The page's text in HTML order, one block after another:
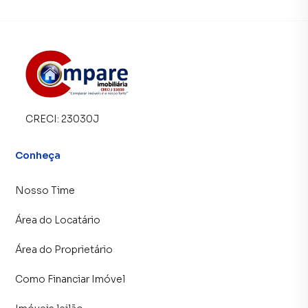
MOBILIDADE E TRANSPORTE
O imóvel está próximo das principais vias da cidade:
Avenida Paulo Faccini
Rodovia Fernão Dias
Aeroporto Internacional de Guarulhos
Além disso, conta com diversas linhas de transporte
público para Guarulhos, São Paulo e estações de metrô.
CRECI: 23030J
Conheça
Nosso Time
Área do Locatário
Área do Proprietário
Como Financiar Imóvel